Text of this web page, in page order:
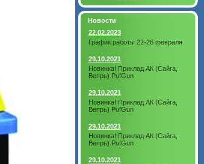
Новости
22.02.2023
График работы 22-26 февраля
29.10.2021
Новинка! Приклад АК (Сайга,
Вепрь) PufGun
29.10.2021
Новинка! Приклад АК (Сайга,
Вепрь) PufGun
29.10.2021
Новинка! Приклад АК (Сайга,
Вепрь) PufGun
29.10.2021